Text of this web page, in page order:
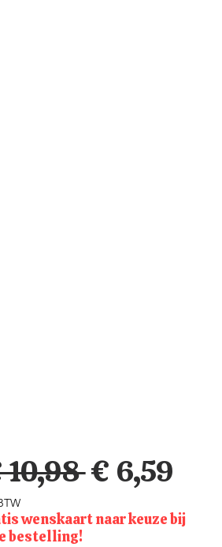
10,98 Normale
prijs
€ 6,59
wenskaart naar keuze bij
bestelling!